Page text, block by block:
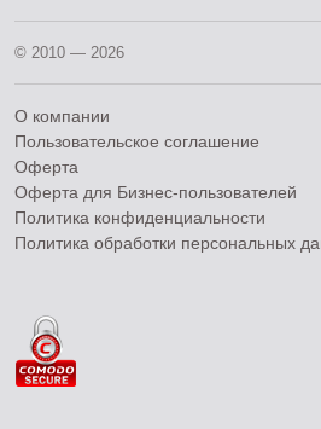
© 2010 — 2026
О компании
Пользовательское соглашение
Оферта
Оферта для Бизнес-пользователей
Политика конфиденциальности
Политика обработки персональных